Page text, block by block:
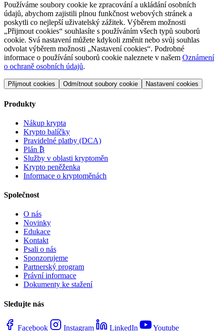
Používáme soubory cookie ke zpracování a ukládání osobních
údajů, abychom zajistili plnou funkčnost webových stránek a
poskytli co nejlepší uživatelský zážitek. Výběrem možnosti
„Přijmout cookies“ souhlasíte s používáním všech typů souborů
cookie. Svá nastavení můžete kdykoli změnit nebo svůj souhlas
odvolat výběrem možnosti „Nastavení cookies“. Podrobné
informace o používání souborů cookie naleznete v našem Oznámení
o ochraně osobních údajů.
Přijmout cookies Odmítnout soubory cookie Nastavení cookies
Produkty
Nákup krypta
Krypto balíčky
Pravidelné platby (DCA)
Plán ₿
Služby v oblasti kryptoměn
Krypto peněženka
Informace o kryptoměnách
Společnost
O nás
Novinky
Edukace
Kontakt
Psali o nás
Sponzorujeme
Partnerský program
Právní informace
Dokumenty ke stažení
Sledujte nás
Facebook Instagram LinkedIn Youtube